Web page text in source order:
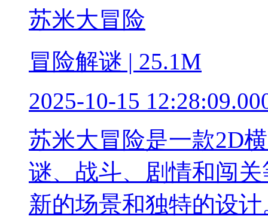
苏米大冒险
冒险解谜 | 25.1M
2025-10-15
苏米大冒险是一款2D
谜、战斗、剧情和闯
新的场景和独特的设